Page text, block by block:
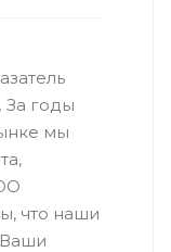
За годы
мы
что наши